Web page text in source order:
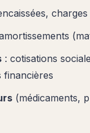
: cotisations
financières
(médicaments,